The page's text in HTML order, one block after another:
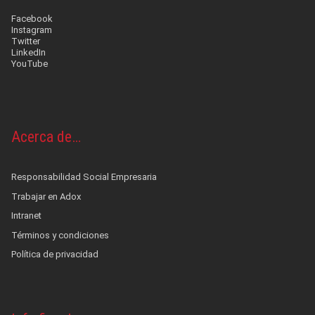
Facebook
Instagram
Twitter
LinkedIn
YouTube
Acerca de…
Responsabilidad Social Empresaria
Trabajar en Adox
Intranet
Términos y condiciones
Política de privacidad